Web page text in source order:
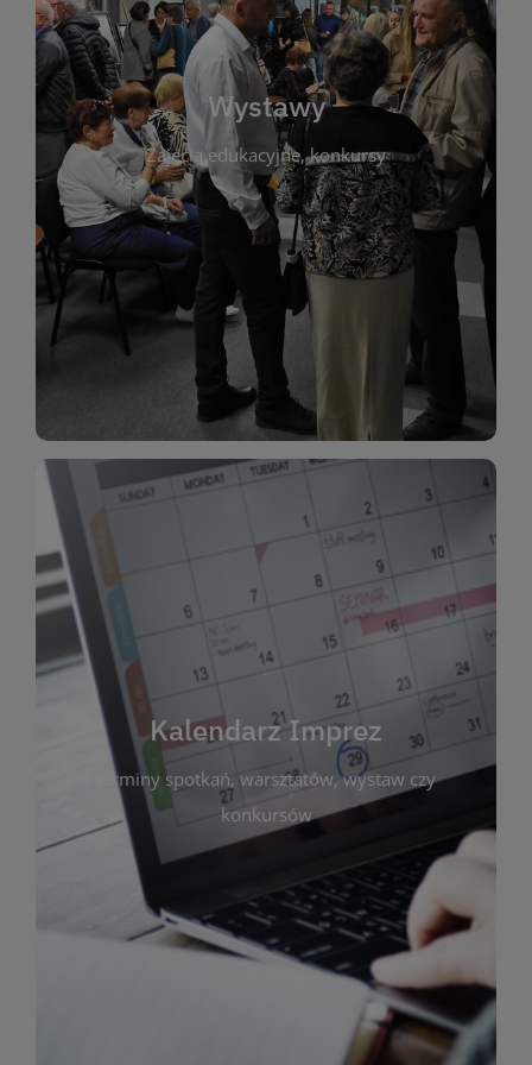
Wystawy
Zajęcia edukacyjne, konkursy
Wystawy
Biblioteka organizuje prezentujące zarówno
sztukę lokalnych twórców, jak i zbiory tematyczne.
W tej sekcji znajdziesz informacje o aktualnych
ekspozycjach oraz archiwum wystaw z
poprzednich lat. Prezentowane prace obejmują
malarstwo, fotografię, rękodzieło i inne formy
artystyczne. Każda wystawa to wyjątkowa okazja
do kontaktu z kulturą i sztuką w przestrzeni
biblioteki. Serdecznie zapraszamy wszystkich
Kalendarz Imprez
terminy spotkań, warsztatów, wystaw czy
konkursów
Kalendarz Imprez
Zakładka ta gromadzi wszystkie planowane
wydarzenia kulturalne i edukacyjne organizowane
przez bibliotekę. Możesz tu sprawdzić terminy
spotkań, warsztatów, wystaw czy konkursów.
Dzięki przejrzystemu kalendarzowi łatwo
zaplanujesz udział w interesujących Cię
wydarzeniach. Aktualizujemy harmonogram na
bieżąco, by zawsze był zgodny z planem pracy
biblioteki. Zapraszamy do śledzenia i uczestnictwa
w życiu kulturalnym miasta!
WIĘCEJ